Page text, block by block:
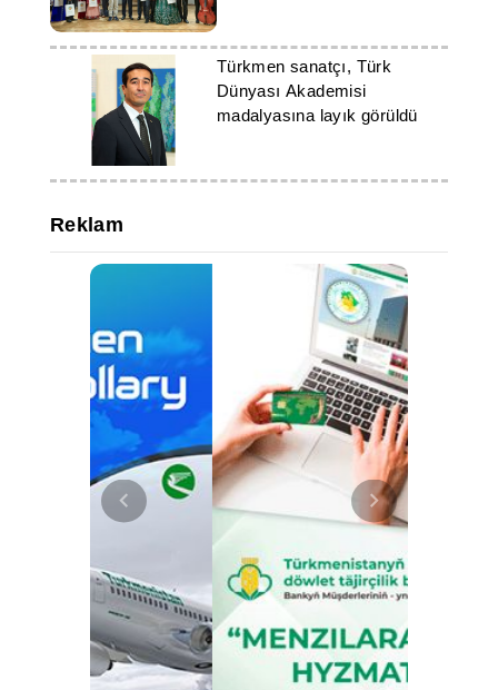
Türkmen sanatçı, Türk
Dünyası Akademisi
madalyasına layık görüldü
Reklam